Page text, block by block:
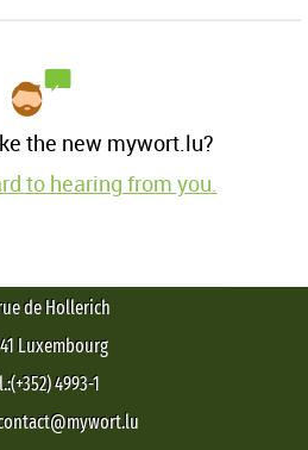
the new mywort.lu?
to hearing from you.
de Hollerich
Luxembourg
4993-1